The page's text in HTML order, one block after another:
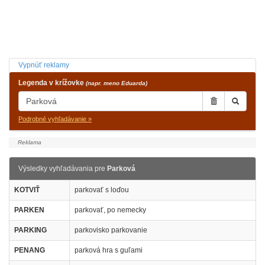
Vypnúť reklamy
Legenda v krížovke (napr. meno Eduarda)
Podrobné vyhľadávanie »
Výsledky vyhľadávania pre Parková
KOTVIŤ parkovať s loďou
PARKEN parkovať, po nemecky
PARKING parkovisko parkovanie
PENANG parková hra s guľami